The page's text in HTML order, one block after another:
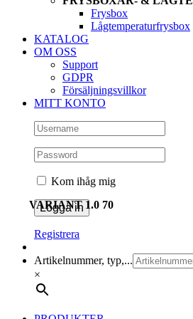
Frysbox
Lågtemperaturfrysbox
KATALOG
OM OSS
Support
GDPR
Försäljningsvillkor
MITT KONTO
Kom ihåg mig
Registrera
Artikelnummer, typ,...
×
VARIANT 1.0 70